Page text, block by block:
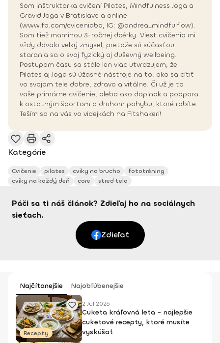
Som inštruktorka cvičení Pilates, Mindfulness Joga a
Gravid Joga v Bratislave a online
(www.fb.com/cviceniaba, IG: @andrea_mindfulflow).
Som tiež maminou 3-ročnej dcérky. Viesť cvičenia mi
vždy dávalo veľký zmysel, pretože sú súčasťou
starania sa o svoj fyzický aj duševný wellbeing.
Postupom času sa stále len viac utvrdzujem, že
Pilates aj Joga sú úžasné nástroje na to, ako sa cítiť
vo svojom tele dobre, zdravo a vitálne. Či už je to
vaše primárne cvičenie, alebo ako doplnok a podpora
k ostatným športom a druhom pohybu, ktoré robíte.
Teším sa na vás vo videjkách na Fitshakeri!
Kategórie
Cvičenie pilates cviky na brucho
fototréning
cviky na každý deň
core stred tela
Páči sa ti náš článok? Zdieľaj ho na sociálnych
sieťach.
Zdieľať
Najčítanejšie Najobľúbenejšie
Recepty
2 Júl 2026
Cuketa kráľovná leta - najlepšie
cuketové recepty, ktoré musíte
vyskúšať